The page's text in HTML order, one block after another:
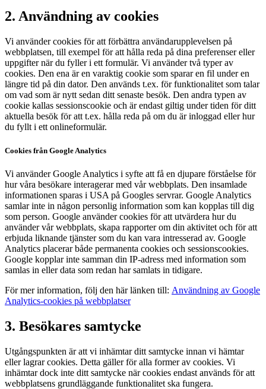
2. Användning av cookies
Vi använder cookies för att förbättra användarupplevelsen på
webbplatsen, till exempel för att hålla reda på dina preferenser eller
uppgifter när du fyller i ett formulär. Vi använder två typer av
cookies. Den ena är en varaktig cookie som sparar en fil under en
längre tid på din dator. Den används t.ex. för funktionalitet som talar
om vad som är nytt sedan ditt senaste besök. Den andra typen av
cookie kallas sessionscookie och är endast giltig under tiden för ditt
aktuella besök för att t.ex. hålla reda på om du är inloggad eller hur
du fyllt i ett onlineformulär.
Cookies från Google Analytics
Vi använder Google Analytics i syfte att få en djupare förståelse för
hur våra besökare interagerar med vår webbplats. Den insamlade
informationen sparas i USA på Googles servrar. Google Analytics
samlar inte in någon personlig information som kan kopplas till dig
som person. Google använder cookies för att utvärdera hur du
använder vår webbplats, skapa rapporter om din aktivitet och för att
erbjuda liknande tjänster som du kan vara intresserad av. Google
Analytics placerar både permanenta cookies och sessionscookies.
Google kopplar inte samman din IP-adress med information som
samlas in eller data som redan har samlats in tidigare.
För mer information, följ den här länken till: Användning av Google
Analytics-cookies på webbplatser
3. Besökares samtycke
Utgångspunkten är att vi inhämtar ditt samtycke innan vi hämtar
eller lagrar cookies. Detta gäller för alla former av cookies. Vi
inhämtar dock inte ditt samtycke när cookies endast används för att
webbplatsens grundläggande funktionalitet ska fungera.